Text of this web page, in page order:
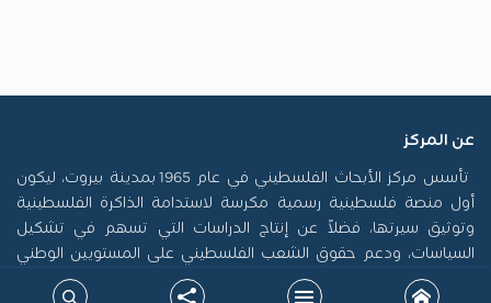
عن المركز
تأسس مركز الأبحاث الفلسطيني في عام 1965 بمدينة بيروت، ليكون
أول منصة فلسطينية رسمية مكرسة لاستدامة الذاكرة الفلسطينية
وتوثيق سيرتها، فضلاً عن إنتاج الدراسات التي تسهم في تشكيل
السياسات، ودعم حقوق الشعب الفلسطيني على المستويين الوطني
والدولي. جاءت نشأة المركز في سياق التحولات الكبرى التي أدت إلى